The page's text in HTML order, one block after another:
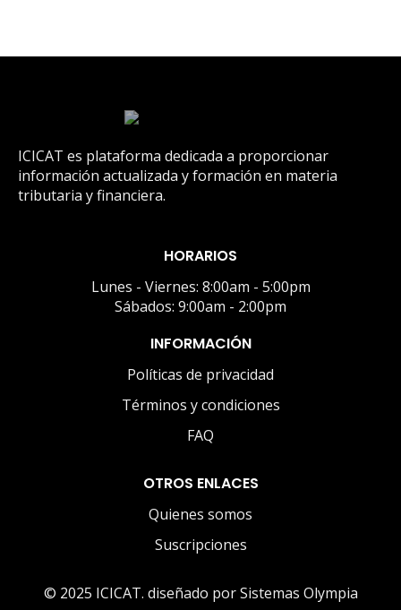
ICICAT es plataforma dedicada a proporcionar
información actualizada y formación en materia
tributaria y financiera.
HORARIOS
Lunes - Viernes: 8:00am - 5:00pm
Sábados: 9:00am - 2:00pm
INFORMACIÓN
Políticas de privacidad
Términos y condiciones
FAQ
OTROS ENLACES
Quienes somos
Suscripciones
© 2025 ICICAT. diseñado por Sistemas Olympia